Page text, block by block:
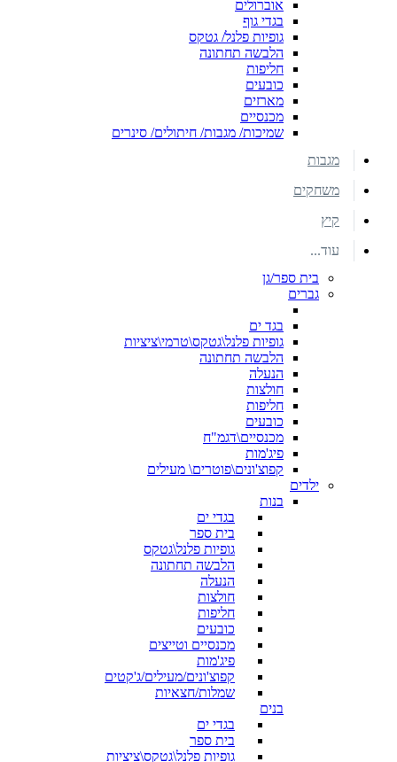
אוברולים
בגדי גוף
גופיות פלנל/ גטקס
הלבשה תחתונה
חליפות
כובעים
מארזים
מכנסיים
שמיכות/ מגבות/ חיתולים/ סינרים
מגבות
משחקים
קיץ
עוד...
בית ספר/גן
גברים
בגד ים
גופיות פלנל\גטקס\טרמי\ציציות
הלבשה תחתונה
הנעלה
חולצות
חליפות
כובעים
מכנסיים\דגמ"ח
פיג'מות
קפוצ'ונים\פוטרים\ מעילים
ילדים
בנות
בגדי ים
בית ספר
גופיות פלנל\גטקס
הלבשה תחתונה
הנעלה
חולצות
חליפות
כובעים
מכנסיים וטייצים
פיג'מות
קפוצ'ונים/מעילים/ג'קטים
שמלות/חצאיות
בנים
בגדי ים
בית ספר
גופיות פלנל\גטקס\ציציות